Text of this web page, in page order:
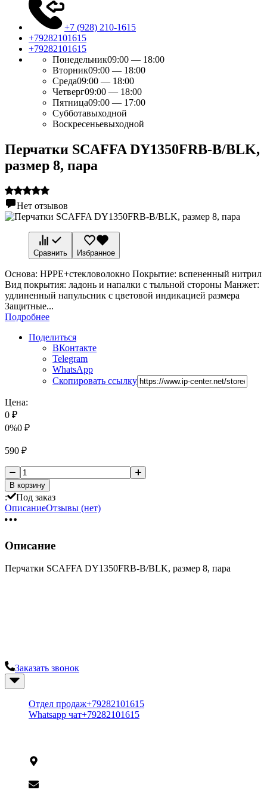
+7 (928) 210-1615
+79282101615
+79282101615
Понедельник09:00 — 18:00
Вторник09:00 — 18:00
Среда09:00 — 18:00
Четверг09:00 — 18:00
Пятница09:00 — 17:00
Субботавыходной
Воскресеньевыходной
Перчатки SCAFFA DY1350FRB-B/BLK,
размер 8, пара
Нет отзывов
Сравнить Избранное
Основа: HPPE+стекловолокно Покрытие: вспененный нитрил
Вид покрытия: ладонь и напалки с тыльной стороны Манжет:
удлиненный напульсник с цветовой индикацией размера
Защитные...
Подробнее
Поделиться
ВКонтакте
Telegram
WhatsApp
Скопировать ссылку
Цена:
0 ₽
0%0 ₽
590 ₽
В корзину
:
Под заказ
ОписаниеОтзывы (нет)
Описание
Перчатки SCAFFA DY1350FRB-B/BLK, размер 8, пара
Заказать звонок
Отдел продаж+79282101615
Whatsapp чат+79282101615